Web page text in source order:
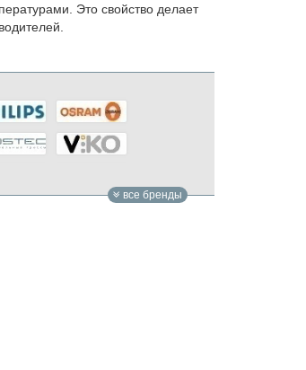
Это свойство делает
все бренды